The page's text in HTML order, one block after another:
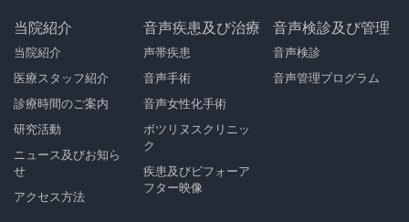
当院紹介
当院紹介
医療スタッフ紹介
診療時間のご案内
研究活動
ニュース及びお知ら
せ
アクセス方法
音声疾患及び治療
声帯疾患
音声手術
音声女性化手術
ボツリヌスクリニッ
ク
疾患及びビフォーア
フター映像
音声検診及び管理
音声検診
音声管理プログラム